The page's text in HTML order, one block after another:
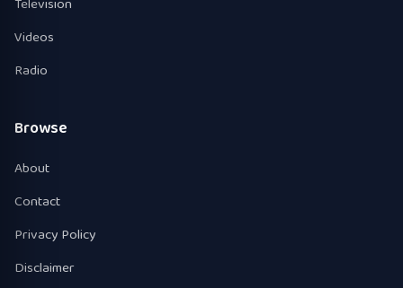
Videos
Radio
Browse
About
Contact
Privacy Policy
Disclaimer